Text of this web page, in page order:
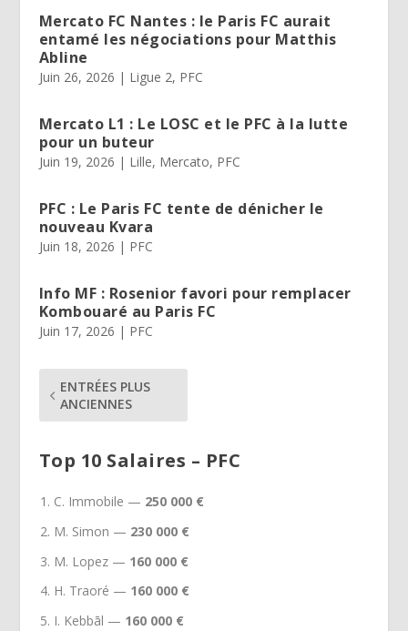
Mercato FC Nantes : le Paris FC aurait
entamé les négociations pour Matthis
Abline
Juin 26, 2026 | Ligue 2, PFC
Mercato L1 : Le LOSC et le PFC à la lutte
pour un buteur
Juin 19, 2026 | Lille, Mercato, PFC
PFC : Le Paris FC tente de dénicher le
nouveau Kvara
Juin 18, 2026 | PFC
Info MF : Rosenior favori pour remplacer
Kombouaré au Paris FC
Juin 17, 2026 | PFC
ENTRÉES PLUS
ANCIENNES
Top 10 Salaires – PFC
C. Immobile — 250 000 €
M. Simon — 230 000 €
M. Lopez — 160 000 €
H. Traoré — 160 000 €
I. Kebbāl — 160 000 €